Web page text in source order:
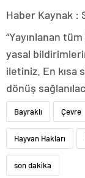
Haber Kaynak :
“Yayınlanan
yasal
iletiniz. En
dönüş
Bayraklı Çevre
Hayvan Hakları
son dakika